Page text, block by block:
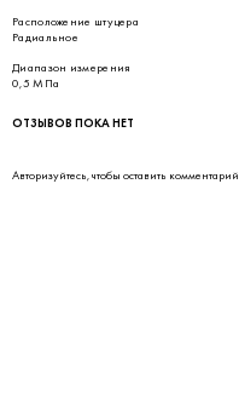
Расположение штуцера
Радиальное
Диапазон измерения
0,5 МПа
ОТЗЫВОВ ПОКА НЕТ
Авторизуйтесь, чтобы оставить комментарий